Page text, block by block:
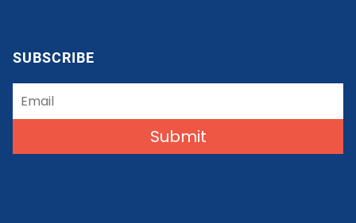
SUBSCRIBE
Submit